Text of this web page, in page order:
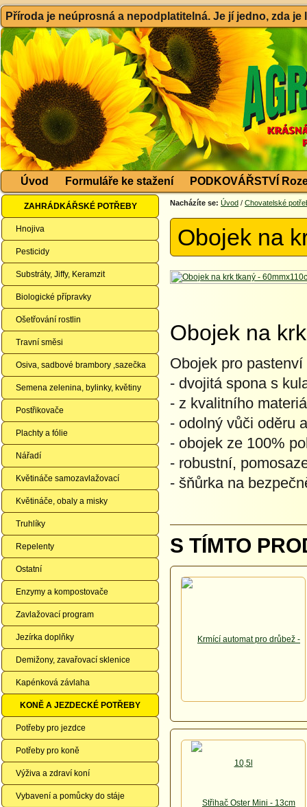
Příroda je neúprosná a nepodplatitelná. Je jí jedno, zda
Úvod Formuláře ke stažení PODKOVÁŘSTVÍ
ZAHRÁDKÁŘSKÉ POTŘEBY
Hnojiva
Pesticidy
Substráty, Jiffy, Keramzit
Biologické přípravky
Ošetřování rostlin
Travní směsi
Osiva, sadbové brambory ,sazečka
Semena zelenina, bylinky, květiny
Postřikovače
Plachty a fólie
Nářadí
Květináče samozavlažovací
Květináče, obaly a misky
Truhlíky
Repelenty
Ostatní
Enzymy a kompostovače
Zavlažovací program
Jezírka doplňky
Demižony, zavařovací sklenice
Kapénková závlaha
KONĚ A JEZDECKÉ POTŘEBY
Potřeby pro jezdce
Potřeby pro koně
Výživa a zdraví koní
Vybavení a pomůcky do stáje
Nacházíte se: Úvod / Chovatelské
Obojek na
Obojek na
Obojek pro
- dvojitá spona s
- z kvalitního
- odolný vůči oděru
- obojek ze 100%
- robustní,
- šňůrka na
S TÍMTO